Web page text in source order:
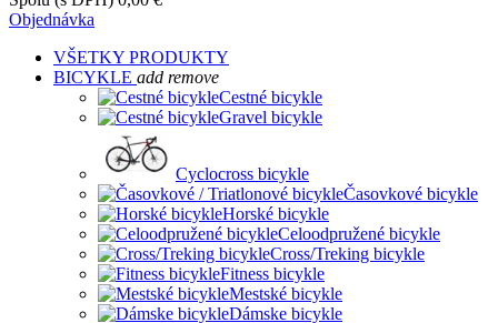
Objednávka
VŠETKY PRODUKTY
BICYKLE add remove
Cestné bicykle
Gravel bicykle
Cyclocross bicykle
Časovkové bicykle
Horské bicykle
Celoodpružené bicykle
Cross/Treking bicykle
Fitness bicykle
Mestské bicykle
Dámske bicykle